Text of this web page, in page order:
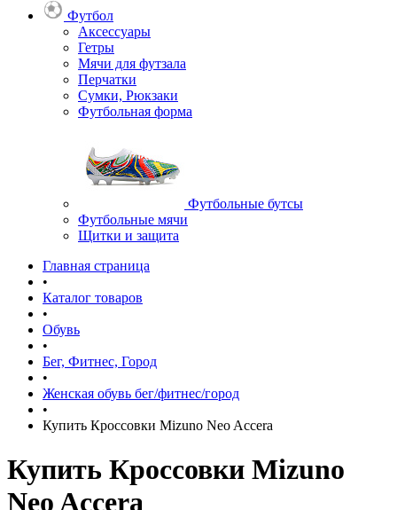
Футбол
Аксессуары
Гетры
Мячи для футзала
Перчатки
Сумки, Рюкзаки
Футбольная форма
Футбольные бутсы
Футбольные мячи
Щитки и защита
Главная страница
•
Каталог товаров
•
Обувь
•
Бег, Фитнес, Город
•
Женская обувь бег/фитнес/город
•
Купить Кроссовки Mizuno Neo Accera
Купить Кроссовки Mizuno
Neo Accera